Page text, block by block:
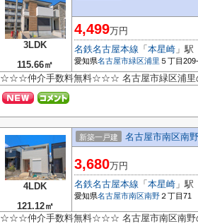
3LDK
115.66㎡
4,499万円
名鉄名古屋本線 「 本星崎 」駅
愛知県名古屋市緑区浦里 ５丁目
☆☆☆仲介手数料無料☆☆☆ 名古屋市緑区浦里
4LDK
121.12㎡
新築一戸建 名古屋市南区南
3,680万円
名鉄名古屋本線 「 本星崎 」駅
愛知県名古屋市南区南野 ２丁目71
☆☆☆仲介手数料無料☆☆☆ 名古屋市南区南野